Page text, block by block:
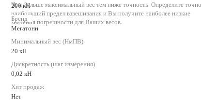
Чем больше максимальный вес тем ниже точность. Определите точно
наибольший предел взвешивания и Вы получите наиболее низкие
значения погрешности для Ваших весов.
200 кН
Бренд
Мегатонн
Минимальный вес (НмПВ)
20 кН
Дискретность (шаг измерения)
0,02 кН
Хит продаж
Нет